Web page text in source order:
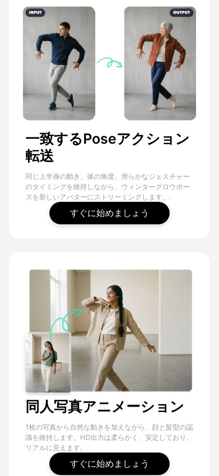
一致するPoseアクション
転送
同じ上半身の動き、体の角度、滑らかなジェスチャー
のタイミングを維持しながら、ウィンターグロウポー
ズを新しいアバターにストリーミングします。.
すぐに始めましょう
同人写真アニメーション
1枚の写真から自然な動きを加えながら、顔と髪型の認
識を維持します。HD出力は柔らかく、安定しており、
リアルに見えます。.
すぐに始めましょう